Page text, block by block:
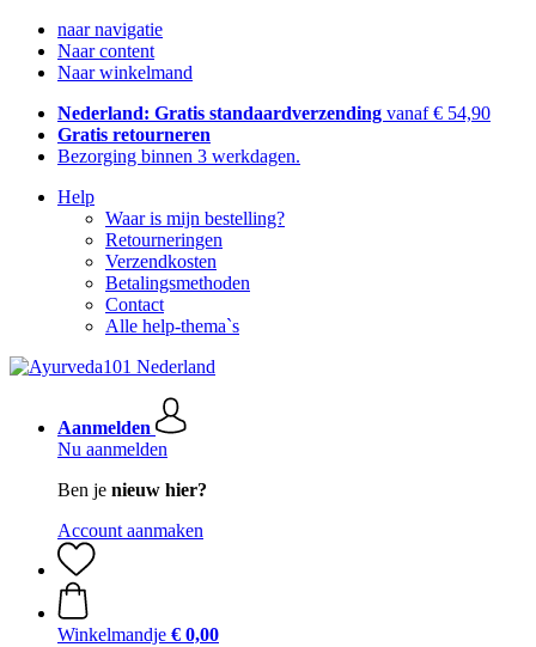
naar navigatie
Naar content
Naar winkelmand
Nederland: Gratis standaardverzending vanaf € 54,90
Gratis retourneren
Bezorging binnen 3 werkdagen.
Help
Waar is mijn bestelling?
Retourneringen
Verzendkosten
Betalingsmethoden
Contact
Alle help-thema`s
Aanmelden
Nu aanmelden
Ben je nieuw hier?
Account aanmaken
Winkelmandje € 0,00